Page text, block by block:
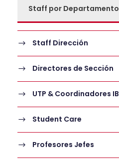
Staff por Departamento
Staff Dirección
Directores de Sección
UTP & Coordinadores IB
Student Care
Profesores Jefes